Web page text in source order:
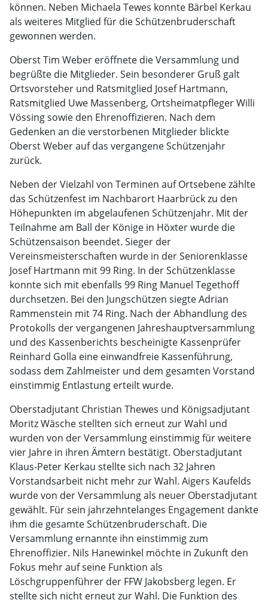
können. Neben Michaela Tewes konnte Bärbel Kerkau
als weiteres Mitglied für die Schützenbruderschaft
gewonnen werden.
Oberst Tim Weber eröffnete die Versammlung und
begrüßte die Mitglieder. Sein besonderer Gruß galt
Ortsvorsteher und Ratsmitglied Josef Hartmann,
Ratsmitglied Uwe Massenberg, Ortsheimatpfleger Willi
Vössing sowie den Ehrenoffizieren. Nach dem
Gedenken an die verstorbenen Mitglieder blickte
Oberst Weber auf das vergangene Schützenjahr
zurück.
Neben der Vielzahl von Terminen auf Ortsebene zählte
das Schützenfest im Nachbarort Haarbrück zu den
Höhepunkten im abgelaufenen Schützenjahr. Mit der
Teilnahme am Ball der Könige in Höxter wurde die
Schützensaison beendet. Sieger der
Vereinsmeisterschaften wurde in der Seniorenklasse
Josef Hartmann mit 99 Ring. In der Schützenklasse
konnte sich mit ebenfalls 99 Ring Manuel Tegethoff
durchsetzen. Bei den Jungschützen siegte Adrian
Rammenstein mit 74 Ring. Nach der Abhandlung des
Protokolls der vergangenen Jahreshauptversammlung
und des Kassenberichts bescheinigte Kassenprüfer
Reinhard Golla eine einwandfreie Kassenführung,
sodass dem Zahlmeister und dem gesamten Vorstand
einstimmig Entlastung erteilt wurde.
Oberstadjutant Christian Thewes und Königsadjutant
Moritz Wäsche stellten sich erneut zur Wahl und
wurden von der Versammlung einstimmig für weitere
vier Jahre in ihren Ämtern bestätigt. Oberstadjutant
Klaus-Peter Kerkau stellte sich nach 32 Jahren
Vorstandsarbeit nicht mehr zur Wahl. Aigers Kaufelds
wurde von der Versammlung als neuer Oberstadjutant
gewählt. Für sein jahrzehntelanges Engagement dankte
ihm die gesamte Schützenbruderschaft. Die
Versammlung ernannte ihn einstimmig zum
Ehrenoffizier. Nils Hanewinkel möchte in Zukunft den
Fokus mehr auf seine Funktion als
Löschgruppenführer der FFW Jakobsberg legen. Er
stellte sich nicht erneut zur Wahl. Die Funktion des